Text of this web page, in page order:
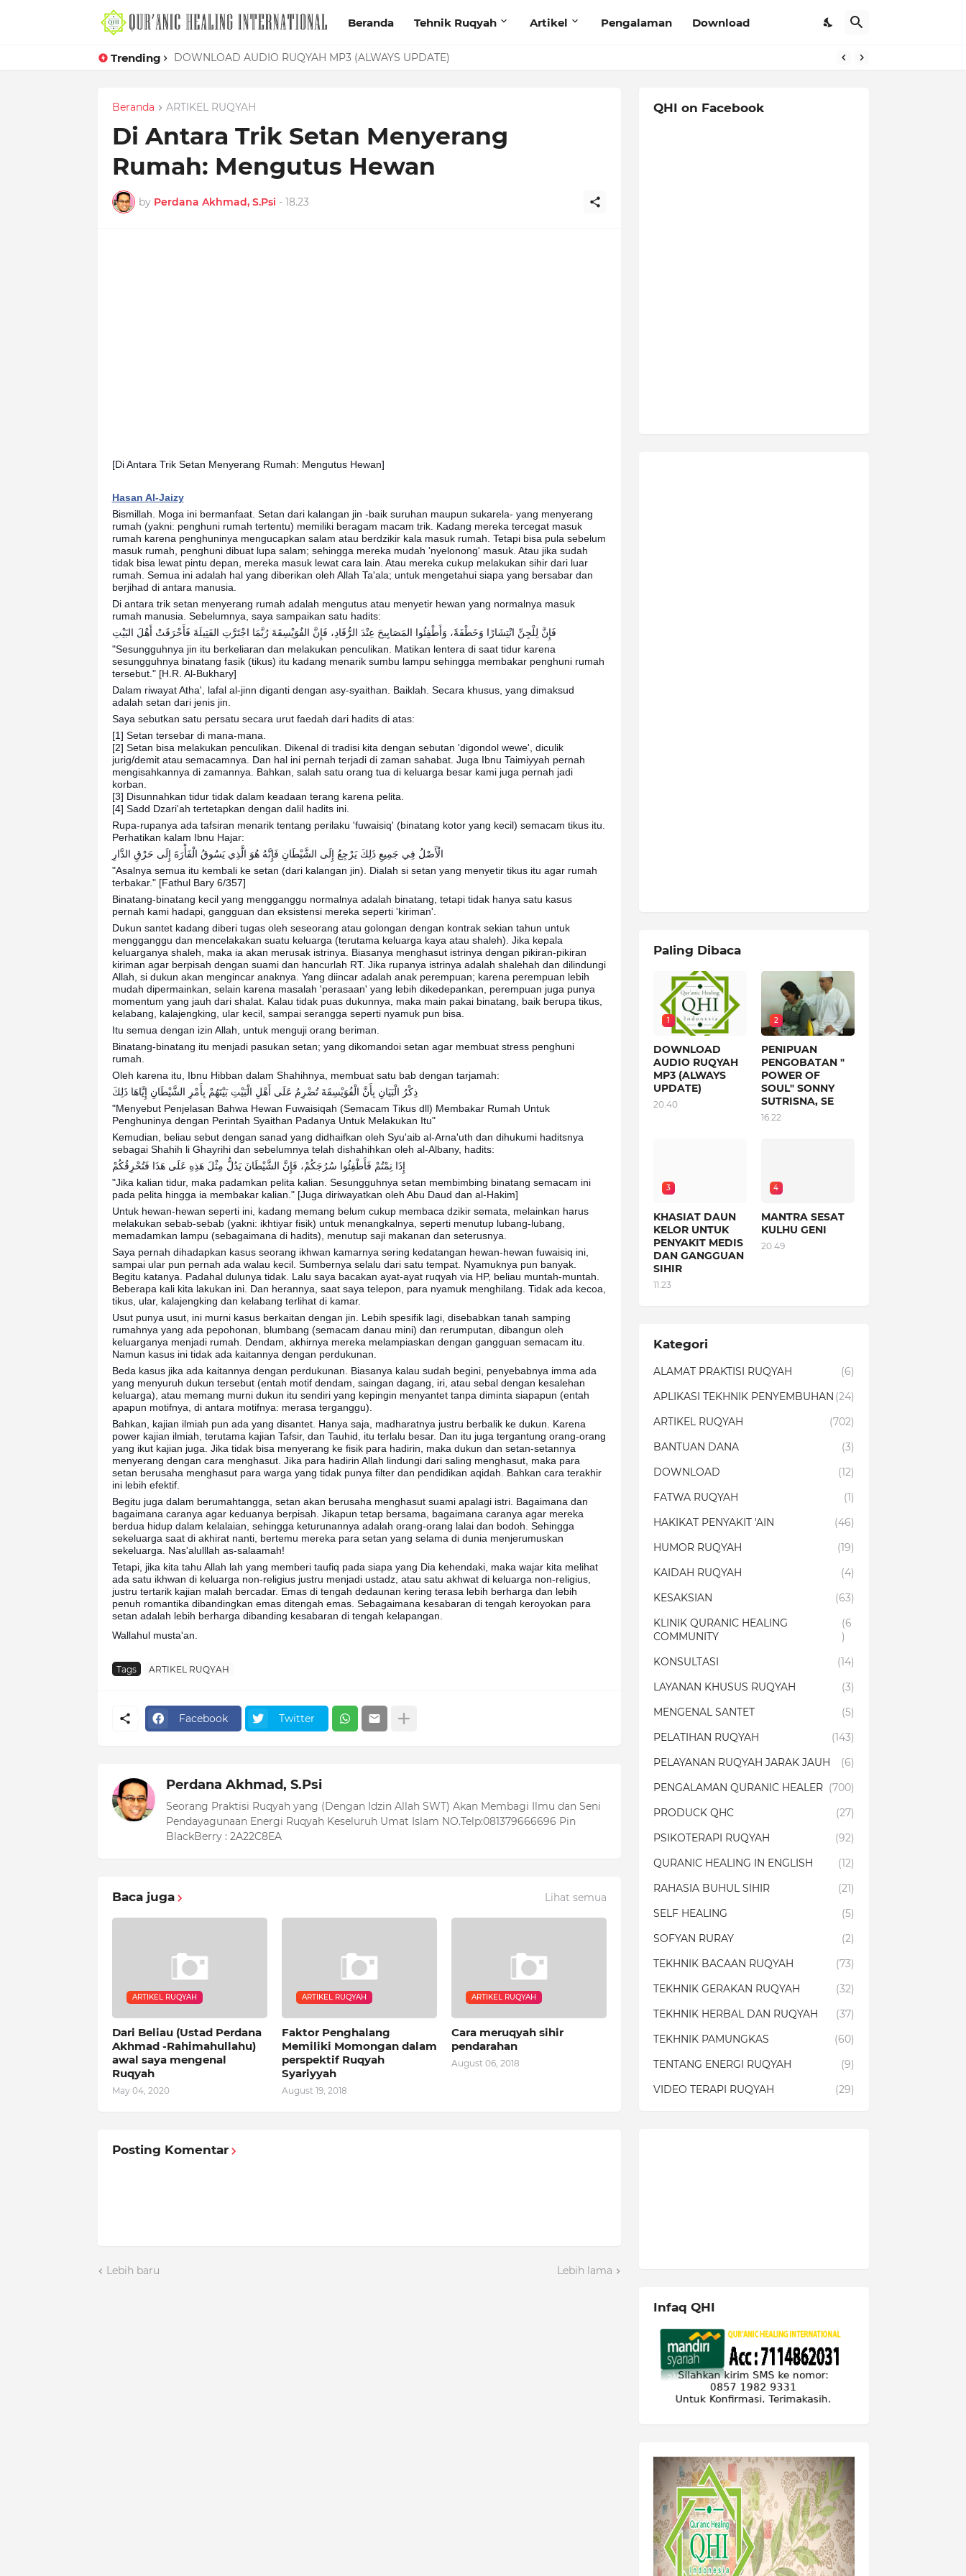
Beranda Tehnik Ruqyah Artikel Pengalaman Download
Trending DOWNLOAD AUDIO RUQYAH MP3 (ALWAYS UPDATE)
Mudahnya Memelet Seorang Wanita Lewat Foto di Facebook
Beranda ARTIKEL RUQYAH
Di Antara Trik Setan Menyerang
Rumah: Mengutus Hewan
by Perdana Akhmad, S.Psi - 18.23
[Di Antara Trik Setan Menyerang Rumah: Mengutus Hewan]
Hasan Al-Jaizy
Bismillah. Moga ini bermanfaat. Setan dari kalangan jin -baik suruhan maupun sukarela- yang menyerang
rumah (yakni: penghuni rumah tertentu) memiliki beragam macam trik. Kadang mereka tercegat masuk
rumah karena penghuninya mengucapkan salam atau berdzikir kala masuk rumah. Tetapi bisa pula sebelum
masuk rumah, penghuni dibuat lupa salam; sehingga mereka mudah 'nyelonong' masuk. Atau jika sudah
tidak bisa lewat pintu depan, mereka masuk lewat cara lain. Atau mereka cukup melakukan sihir dari luar
rumah. Semua ini adalah hal yang diberikan oleh Allah Ta'ala; untuk mengetahui siapa yang bersabar dan
berjihad di antara manusia.
Di antara trik setan menyerang rumah adalah mengutus atau menyetir hewan yang normalnya masuk
rumah manusia. Sebelumnya, saya sampaikan satu hadits:
فَإِنَّ لِلْجِنِّ انْتِشَارًا وَخَطْفَةً، وَأَطْفِئُوا المَصَابِيحَ عِنْدَ الرُّقَادِ، فَإِنَّ الفُوَيْسِقَةَ رُبَّمَا اجْتَرَّتِ الفَتِيلَةَ فَأَحْرَقَتْ أَهْلَ البَيْتِ
"Sesungguhnya jin itu berkeliaran dan melakukan penculikan. Matikan lentera di saat tidur karena
sesungguhnya binatang fasik (tikus) itu kadang menarik sumbu lampu sehingga membakar penghuni rumah
tersebut." [H.R. Al-Bukhary]
Dalam riwayat Atha', lafal al-jinn diganti dengan asy-syaithan. Baiklah. Secara khusus, yang dimaksud
adalah setan dari jenis jin.
Saya sebutkan satu persatu secara urut faedah dari hadits di atas:
[1] Setan tersebar di mana-mana.
[2] Setan bisa melakukan penculikan. Dikenal di tradisi kita dengan sebutan 'digondol wewe', diculik
jurig/demit atau semacamnya. Dan hal ini pernah terjadi di zaman sahabat. Juga Ibnu Taimiyyah pernah
mengisahkannya di zamannya. Bahkan, salah satu orang tua di keluarga besar kami juga pernah jadi
korban.
[3] Disunnahkan tidur tidak dalam keadaan terang karena pelita.
[4] Sadd Dzari'ah tertetapkan dengan dalil hadits ini.
Rupa-rupanya ada tafsiran menarik tentang perilaku 'fuwaisiq' (binatang kotor yang kecil) semacam tikus itu.
Perhatikan kalam Ibnu Hajar:
الْأَصْلُ فِي جَمِيعِ ذَلِكَ يَرْجِعُ إِلَى الشَّيْطَانِ فَإِنَّهُ هُوَ الَّذِي يَسُوقُ الْفَأْرَةَ إِلَى حَرْقِ الدَّارِ
"Asalnya semua itu kembali ke setan (dari kalangan jin). Dialah si setan yang menyetir tikus itu agar rumah
terbakar." [Fathul Bary 6/357]
Binatang-binatang kecil yang mengganggu normalnya adalah binatang, tetapi tidak hanya satu kasus
pernah kami hadapi, gangguan dan eksistensi mereka seperti 'kiriman'.
Dukun santet kadang diberi tugas oleh seseorang atau golongan dengan kontrak sekian tahun untuk
mengganggu dan mencelakakan suatu keluarga (terutama keluarga kaya atau shaleh). Jika kepala
keluarganya shaleh, maka ia akan merusak istrinya. Biasanya menghasut istrinya dengan pikiran-pikiran
kiriman agar berpisah dengan suami dan hancurlah RT. Jika rupanya istrinya adalah shalehah dan dilindungi
Allah, si dukun akan mengincar anaknya. Yang diincar adalah anak perempuan; karena perempuan lebih
mudah dipermainkan, selain karena masalah 'perasaan' yang lebih dikedepankan, perempuan juga punya
momentum yang jauh dari shalat. Kalau tidak puas dukunnya, maka main pakai binatang, baik berupa tikus,
kelabang, kalajengking, ular kecil, sampai serangga seperti nyamuk pun bisa.
Itu semua dengan izin Allah, untuk menguji orang beriman.
Binatang-binatang itu menjadi pasukan setan; yang dikomandoi setan agar membuat stress penghuni
rumah.
Oleh karena itu, Ibnu Hibban dalam Shahihnya, membuat satu bab dengan tarjamah:
ذِكْرُ الْبَيَانِ بِأَنَّ الْفُوَيْسِقَةَ تُضْرِمُ عَلَى أَهْلِ الْبَيْتِ بَيْتَهُمْ بِأَمْرِ الشَّيْطَانِ إِيَّاهَا ذَلِكَ
"Menyebut Penjelasan Bahwa Hewan Fuwaisiqah (Semacam Tikus dll) Membakar Rumah Untuk
Penghuninya dengan Perintah Syaithan Padanya Untuk Melakukan Itu"
Kemudian, beliau sebut dengan sanad yang didhaifkan oleh Syu'aib al-Arna'uth dan dihukumi haditsnya
sebagai Shahih li Ghayrihi dan sebelumnya telah dishahihkan oleh al-Albany, hadits:
إِذَا نِمْتُمْ فَأَطْفِئُوا سُرُجَكُمْ، فَإِنَّ الشَّيْطَانَ يَدُلُّ مِثْلَ هَذِهِ عَلَى هَذَا فَتُحْرِقُكُمْ
"Jika kalian tidur, maka padamkan pelita kalian. Sesungguhnya setan membimbing binatang semacam ini
pada pelita hingga ia membakar kalian." [Juga diriwayatkan oleh Abu Daud dan al-Hakim]
Untuk hewan-hewan seperti ini, kadang memang belum cukup membaca dzikir semata, melainkan harus
melakukan sebab-sebab (yakni: ikhtiyar fisik) untuk menangkalnya, seperti menutup lubang-lubang,
memadamkan lampu (sebagaimana di hadits), menutup saji makanan dan seterusnya.
Saya pernah dihadapkan kasus seorang ikhwan kamarnya sering kedatangan hewan-hewan fuwaisiq ini,
sampai ular pun pernah ada walau kecil. Sumbernya selalu dari satu tempat. Nyamuknya pun banyak.
Begitu katanya. Padahal dulunya tidak. Lalu saya bacakan ayat-ayat ruqyah via HP, beliau muntah-muntah.
Beberapa kali kita lakukan ini. Dan herannya, saat saya telepon, para nyamuk menghilang. Tidak ada kecoa,
tikus, ular, kalajengking dan kelabang terlihat di kamar.
Usut punya usut, ini murni kasus berkaitan dengan jin. Lebih spesifik lagi, disebabkan tanah samping
rumahnya yang ada pepohonan, blumbang (semacam danau mini) dan rerumputan, dibangun oleh
keluarganya menjadi rumah. Dendam, akhirnya mereka melampiaskan dengan gangguan semacam itu.
Namun kasus ini tidak ada kaitannya dengan perdukunan.
Beda kasus jika ada kaitannya dengan perdukunan. Biasanya kalau sudah begini, penyebabnya imma ada
yang menyuruh dukun tersebut (entah motif dendam, saingan dagang, iri, atau sebal dengan kesalehan
keluarga), atau memang murni dukun itu sendiri yang kepingin menyantet tanpa diminta siapapun (entah
apapun motifnya, di antara motifnya: merasa terganggu).
Bahkan, kajian ilmiah pun ada yang disantet. Hanya saja, madharatnya justru berbalik ke dukun. Karena
power kajian ilmiah, terutama kajian Tafsir, dan Tauhid, itu terlalu besar. Dan itu juga tergantung orang-orang
yang ikut kajian juga. Jika tidak bisa menyerang ke fisik para hadirin, maka dukun dan setan-setannya
menyerang dengan cara menghasut. Jika para hadirin Allah lindungi dari saling menghasut, maka para
setan berusaha menghasut para warga yang tidak punya filter dan pendidikan aqidah. Bahkan cara terakhir
ini lebih efektif.
Begitu juga dalam berumahtangga, setan akan berusaha menghasut suami apalagi istri. Bagaimana dan
bagaimana caranya agar keduanya berpisah. Jikapun tetap bersama, bagaimana caranya agar mereka
berdua hidup dalam kelalaian, sehingga keturunannya adalah orang-orang lalai dan bodoh. Sehingga
sekeluarga saat di akhirat nanti, bertemu mereka para setan yang selama di dunia menjerumuskan
sekeluarga. Nas'alulllah as-salaamah!
Tetapi, jika kita tahu Allah lah yang memberi taufiq pada siapa yang Dia kehendaki, maka wajar kita melihat
ada satu ikhwan di keluarga non-religius justru menjadi ustadz, atau satu akhwat di keluarga non-religius,
justru tertarik kajian malah bercadar. Emas di tengah dedaunan kering terasa lebih berharga dan lebih
penuh romantika dibandingkan emas ditengah emas. Sebagaimana kesabaran di tengah keroyokan para
setan adalah lebih berharga dibanding kesabaran di tengah kelapangan.
Wallahul musta'an.
Tags ARTIKEL RUQYAH
Facebook Twitter
Perdana Akhmad, S.Psi
Seorang Praktisi Ruqyah yang (Dengan Idzin Allah SWT) Akan Membagi Ilmu dan Seni
Pendayagunaan Energi Ruqyah Keseluruh Umat Islam NO.Telp:081379666696 Pin
BlackBerry : 2A22C8EA
Baca juga Lihat semua
ARTIKEL RUQYAH
Dari Beliau (Ustad Perdana
Akhmad -Rahimahullahu)
awal saya mengenal
Ruqyah
May 04, 2020
ARTIKEL RUQYAH
Faktor Penghalang
Memiliki Momongan dalam
perspektif Ruqyah
Syariyyah
August 19, 2018
ARTIKEL RUQYAH
Cara meruqyah sihir
pendarahan
August 06, 2018
Posting Komentar
Lebih baru Lebih lama
QHI on Facebook
Paling Dibaca
1
DOWNLOAD
AUDIO RUQYAH
MP3 (ALWAYS
UPDATE)
20.40
2
PENIPUAN
PENGOBATAN "
POWER OF
SOUL" SONNY
SUTRISNA, SE
16.22
3
KHASIAT DAUN
KELOR UNTUK
PENYAKIT MEDIS
DAN GANGGUAN
SIHIR
11.23
4
MANTRA SESAT
KULHU GENI
20.49
Kategori
ALAMAT PRAKTISI RUQYAH
(6)
APLIKASI TEKHNIK PENYEMBUHAN (24)
ARTIKEL RUQYAH
(702)
BANTUAN DANA
(3)
DOWNLOAD
(12)
FATWA RUQYAH
(1)
HAKIKAT PENYAKIT 'AIN
(46)
HUMOR RUQYAH
(19)
KAIDAH RUQYAH
(4)
KESAKSIAN
(63)
KLINIK QURANIC HEALING
COMMUNITY
(6
)
KONSULTASI
(14)
LAYANAN KHUSUS RUQYAH
(3)
MENGENAL SANTET
(5)
PELATIHAN RUQYAH
(143)
PELAYANAN RUQYAH JARAK JAUH
(6)
PENGALAMAN QURANIC HEALER (700)
PRODUCK QHC
(27)
PSIKOTERAPI RUQYAH
(92)
QURANIC HEALING IN ENGLISH
(12)
RAHASIA BUHUL SIHIR
(21)
SELF HEALING
(5)
SOFYAN RURAY
(2)
TEKHNIK BACAAN RUQYAH
(73)
TEKHNIK GERAKAN RUQYAH
(32)
TEKHNIK HERBAL DAN RUQYAH
(37)
TEKHNIK PAMUNGKAS
(60)
TENTANG ENERGI RUQYAH
(9)
VIDEO TERAPI RUQYAH
(29)
Infaq QHI